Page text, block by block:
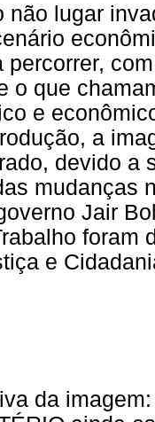
não lugar
percorrer,
o que
e
a
devido a
mudanças
Jair
foram
e
da